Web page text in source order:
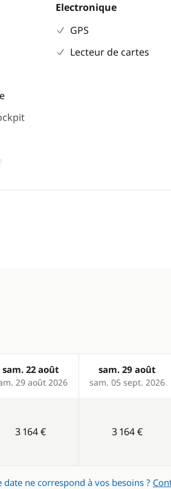
Electronique
GPS
Lecteur de cartes
sam. 22 août
29 août 2026
sam. 29 août
sam. 05 sept. 2026
3 164 € 3 164 €
date ne correspond à vos besoins ?